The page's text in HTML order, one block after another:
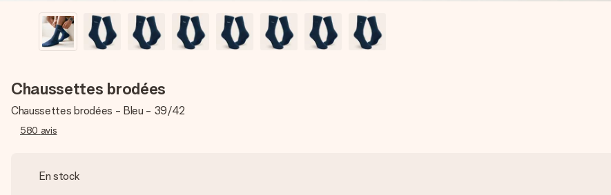
Chaussettes brodées
Chaussettes brodées - Bleu - 39/42
580 avis
En stock